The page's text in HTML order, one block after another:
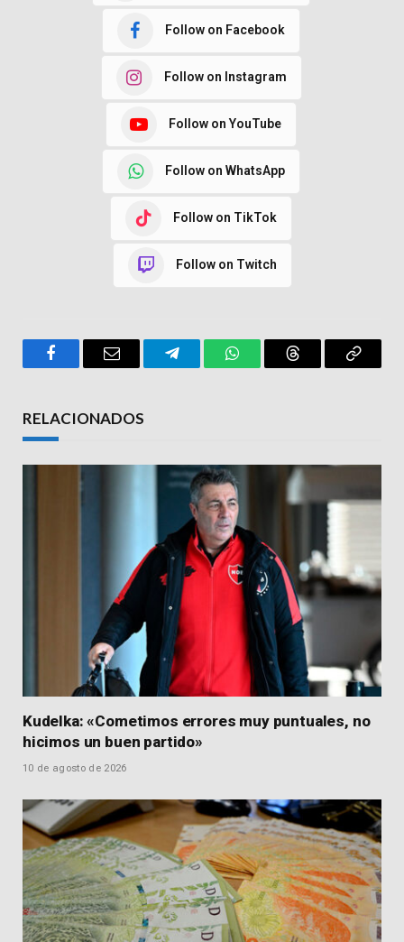
Follow on Facebook
Follow on Instagram
Follow on YouTube
Follow on WhatsApp
Follow on TikTok
Follow on Twitch
FacebookEmail TelegramWhatsAppThreads Copy
RELACIONADOS
Kudelka: «Cometimos errores muy puntuales, no
hicimos un buen partido»
10 de agosto de 2026